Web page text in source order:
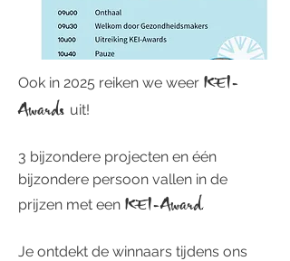
Ook in 2025 reiken we weer KEI-
Awards uit!
3 bijzondere projecten en één
bijzondere persoon vallen in de
prijzen met een KEI-Award.
Je ontdekt de winnaars tijdens ons